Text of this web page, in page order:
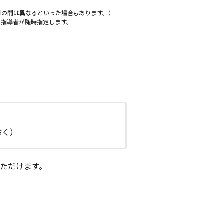
は異なるといった場合もあります。）
導者が随時指定します。
）
けます。